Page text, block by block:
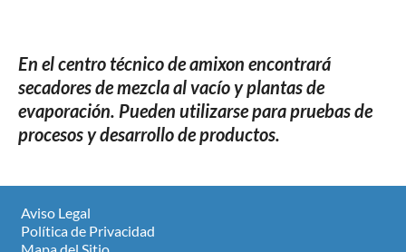
En el centro técnico de amixon encontrará
secadores de mezcla al vacío y plantas de
evaporación. Pueden utilizarse para pruebas de
procesos y desarrollo de productos.
Aviso Legal
Política de Privacidad
Mapa del Sitio